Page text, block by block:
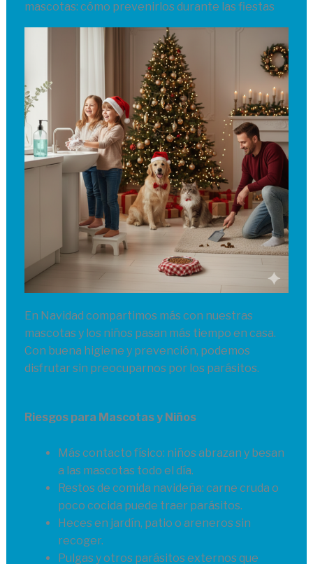
mascotas: cómo prevenirlos durante las fiestas
En Navidad compartimos más con nuestras
mascotas y los niños pasan más tiempo en casa.
Con buena higiene y prevención, podemos
disfrutar sin preocuparnos por los parásitos.
Riesgos para Mascotas y Niños
Más contacto físico: niños abrazan y besan
a las mascotas todo el día.
Restos de comida navideña: carne cruda o
poco cocida puede traer parásitos.
Heces en jardín, patio o areneros sin
recoger.
Pulgas y otros parásitos externos que